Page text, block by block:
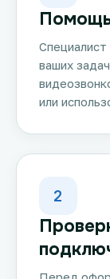
ваших
или
2